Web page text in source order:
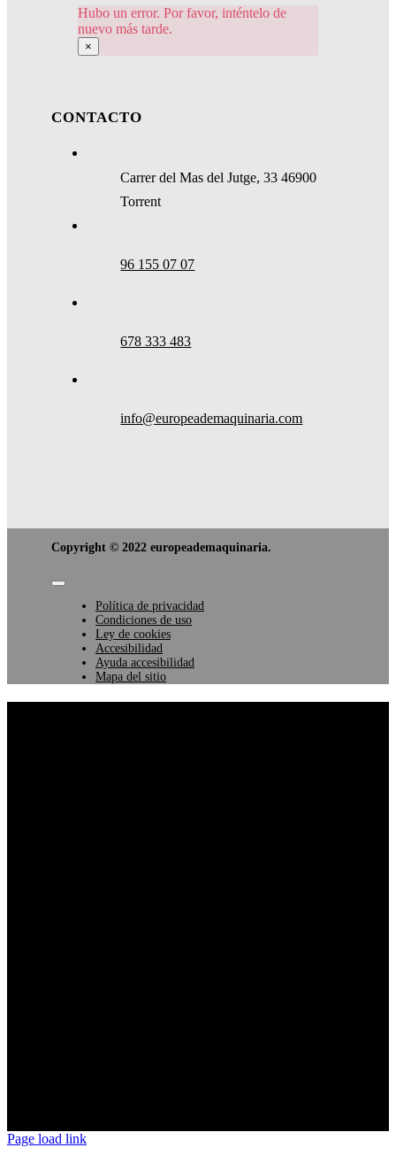
Hubo un error. Por favor, inténtelo de
nuevo más tarde.
×
CONTACTO
Carrer del Mas del Jutge, 33 46900
Torrent
96 155 07 07
678 333 483
info@europeademaquinaria.com
Copyright © 2022 europeademaquinaria.
Toggle
NavigationPolítica de privacidad
Condiciones de uso
Ley de cookies
Accesibilidad
Ayuda accesibilidad
Mapa del sitio
Page load link